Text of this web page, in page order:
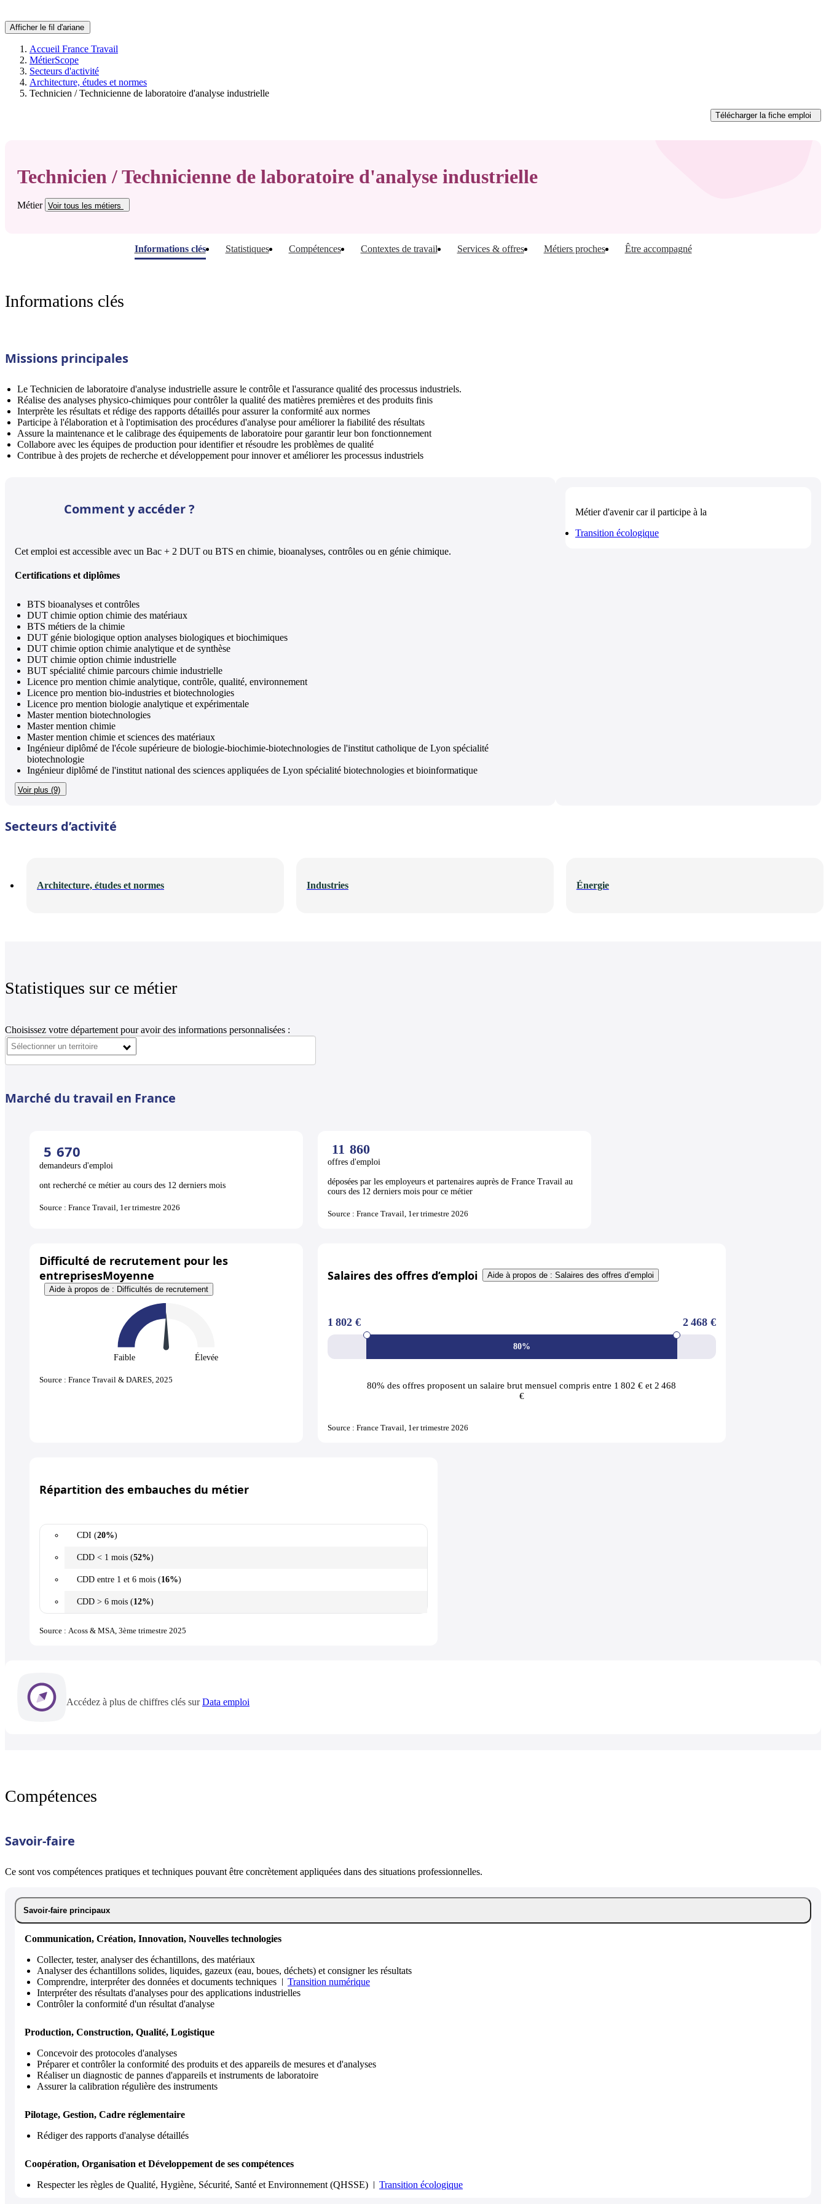
Afficher le fil d'ariane
Accueil France Travail
MétierScope
Secteurs d'activité
Architecture, études et normes
Technicien / Technicienne de laboratoire d'analyse industrielle
Télécharger la fiche emploi
Technicien / Technicienne de laboratoire d'analyse industrielle
Métier Voir tous les métiers
Informations clés Statistiques Compétences Contextes de travail Services & offres Métiers proches Être accompagné
Informations clés
Missions principales
Le Technicien de laboratoire d'analyse industrielle assure le contrôle et l'assurance qualité des processus industriels.
Réalise des analyses physico-chimiques pour contrôler la qualité des matières premières et des produits finis
Interprète les résultats et rédige des rapports détaillés pour assurer la conformité aux normes
Participe à l'élaboration et à l'optimisation des procédures d'analyse pour améliorer la fiabilité des résultats
Assure la maintenance et le calibrage des équipements de laboratoire pour garantir leur bon fonctionnement
Collabore avec les équipes de production pour identifier et résoudre les problèmes de qualité
Contribue à des projets de recherche et développement pour innover et améliorer les processus industriels
Comment y accéder ?
Cet emploi est accessible avec un Bac + 2 DUT ou BTS en chimie, bioanalyses, contrôles ou en génie chimique.
Certifications et diplômes
BTS bioanalyses et contrôles
DUT chimie option chimie des matériaux
BTS métiers de la chimie
DUT génie biologique option analyses biologiques et biochimiques
DUT chimie option chimie analytique et de synthèse
DUT chimie option chimie industrielle
BUT spécialité chimie parcours chimie industrielle
Licence pro mention chimie analytique, contrôle, qualité, environnement
Licence pro mention bio-industries et biotechnologies
Licence pro mention biologie analytique et expérimentale
Master mention biotechnologies
Master mention chimie
Master mention chimie et sciences des matériaux
Ingénieur diplômé de l'école supérieure de biologie-biochimie-biotechnologies de l'institut catholique de Lyon spécialité
biotechnologie
Ingénieur diplômé de l'institut national des sciences appliquées de Lyon spécialité biotechnologies et bioinformatique
Voir plus (9)
Métier d'avenircar il participe à la
Transition écologique
Secteurs d’activité
Architecture, études et normes Industries Énergie
Statistiques sur ce métier
Choisissez votre département pour avoir des informations personnalisées :
Marché du travail en France
5 670
demandeurs d'emploi
ont recherché ce métier au cours des 12 derniers mois
Source : France Travail, 1er trimestre 2026
11 860
offres d'emploi
déposées par les employeurs et partenaires auprès de France Travail au
cours des 12 derniers mois pour ce métier
Source : France Travail, 1er trimestre 2026
Difficulté de recrutement pour les
entreprisesMoyenne
Aide à propos de : Difficultés de recrutement
Faible Élevée
Source : France Travail & DARES, 2025
Salaires des offres d’emploi Aide à propos de : Salaires des offres d’emploi
80%
1 802 € 2 468 €
80% des offres proposent un salaire brut mensuel compris entre 1 802 € et 2 468
€
Source : France Travail, 1er trimestre 2026
Répartition des embauches du métier
CDI (20%)
CDD < 1 mois (52%)
CDD entre 1 et 6 mois (16%)
CDD > 6 mois (12%)
Source : Acoss & MSA, 3ème trimestre 2025
Accédez à plus de chiffres clés surData emploi
Compétences
Savoir-faire
Ce sont vos compétences pratiques et techniques pouvant être concrètement appliquées dans des situations professionnelles.
Savoir-faire principaux
Communication, Création, Innovation, Nouvelles technologies
Collecter, tester, analyser des échantillons, des matériaux
Analyser des échantillons solides, liquides, gazeux (eau, boues, déchets) et consigner les résultats
Comprendre, interpréter des données et documents techniques
Transition numérique
Interpréter des résultats d'analyses pour des applications industrielles
Contrôler la conformité d'un résultat d'analyse
Production, Construction, Qualité, Logistique
Concevoir des protocoles d'analyses
Préparer et contrôler la conformité des produits et des appareils de mesures et d'analyses
Réaliser un diagnostic de pannes d'appareils et instruments de laboratoire
Assurer la calibration régulière des instruments
Pilotage, Gestion, Cadre réglementaire
Rédiger des rapports d'analyse détaillés
Coopération, Organisation et Développement de ses compétences
Respecter les règles de Qualité, Hygiène, Sécurité, Santé et Environnement (QHSSE)
Transition écologique